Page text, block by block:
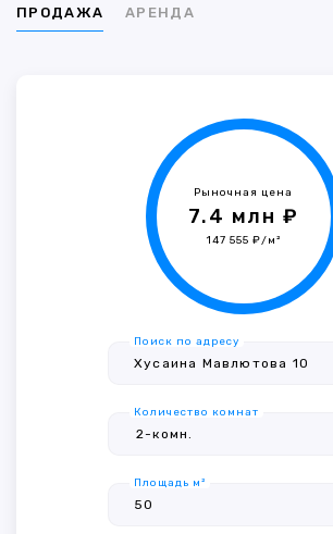
ПРОДАЖА АРЕНДА
Рыночная цена
7.4 млн ₽
147 555 ₽/м²
Поиск по адресу
Количество комнат
Площадь м²